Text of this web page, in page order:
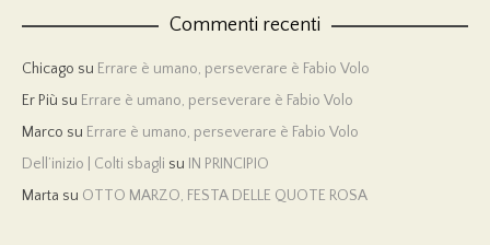
Commenti recenti
Chicago su Errare è umano, perseverare è Fabio Volo
Er Più su Errare è umano, perseverare è Fabio Volo
Marco su Errare è umano, perseverare è Fabio Volo
Dell’inizio | Colti sbagli su IN PRINCIPIO
Marta su OTTO MARZO, FESTA DELLE QUOTE ROSA